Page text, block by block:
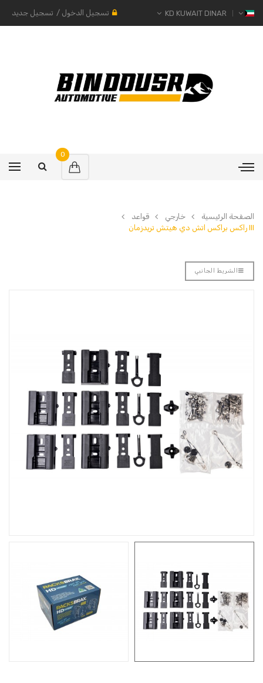
KD KUWAIT DINAR تسجيل الدخول / تسجيل جديد
0
الصفحة الرئيسية خارجي
قواعد
III راكس براكس اتش دي هيتش تريدزمان
الشريط الجانبي